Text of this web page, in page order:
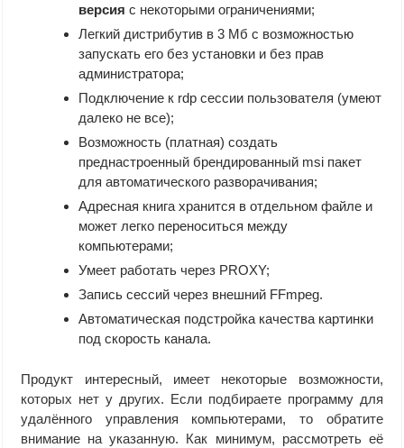
версия с некоторыми ограничениями;
Легкий дистрибутив в 3 Мб с возможностью
запускать его без установки и без прав
администратора;
Подключение к rdp сессии пользователя (умеют
далеко не все);
Возможность (платная) создать
преднастроенный брендированный msi пакет
для автоматического разворачивания;
Адресная книга хранится в отдельном файле и
может легко переноситься между
компьютерами;
Умеет работать через PROXY;
Запись сессий через внешний FFmpeg.
Автоматическая подстройка качества картинки
под скорость канала.
Продукт интересный, имеет некоторые возможности,
которых нет у других. Если подбираете программу для
удалённого управления компьютерами, то обратите
внимание на указанную. Как минимум, рассмотреть её